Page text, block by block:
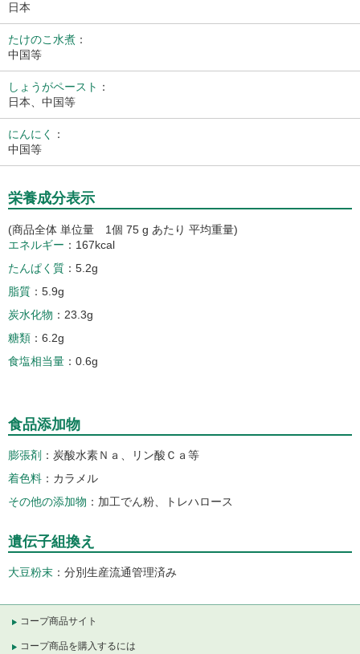
日本
たけのこ水煮 ：
中国等
しょうがペースト ：
日本、中国等
にんにく
：
中国等
栄養成分表示
(商品全体 単位量 1個 75 g あたり 平均重量)
エネルギー
167kcal
たんぱく質
5.2g
脂質
5.9g
炭水化物
23.3g
糖類
6.2g
食塩相当量
0.6g
食品添加物
膨張剤
炭酸水素Ｎａ、リン酸Ｃａ等
着色料
カラメル
その他の添加物
加工でん粉、トレハロース
遺伝子組換え
大豆粉末 分別生産流通管理済み
コープ商品サイト
コープ商品を購入するには